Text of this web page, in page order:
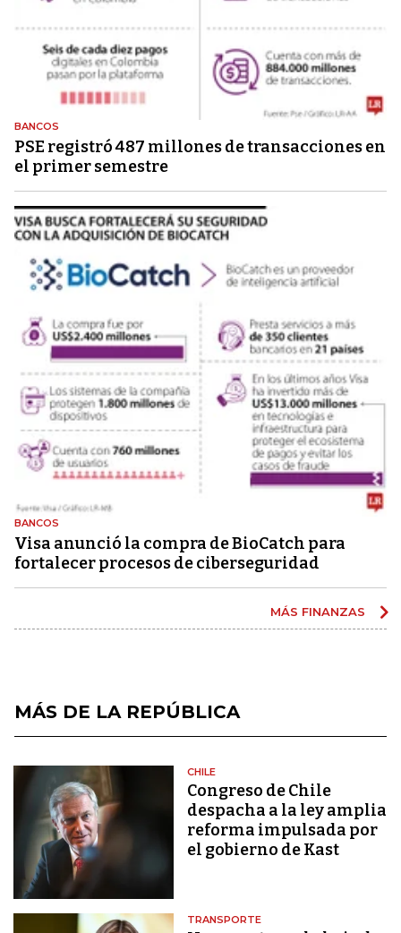
BANCOS
PSE registró 487 millones de transacciones en
el primer semestre
BANCOS
Visa anunció la compra de BioCatch para
fortalecer procesos de ciberseguridad
MÁS FINANZAS
MÁS DE LA REPÚBLICA
CHILE
Congreso de Chile
despacha a la ley amplia
reforma impulsada por
el gobierno de Kast
TRANSPORTE